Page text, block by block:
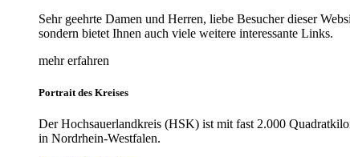
Sehr geehrte Damen und Herren, liebe Besucher dieser
sondern bietet Ihnen auch viele weitere interessante Links.
mehr erfahren
Portrait des Kreises
Der Hochsauerlandkreis (HSK) ist mit fast 2.000
in Nordrhein-Westfalen.